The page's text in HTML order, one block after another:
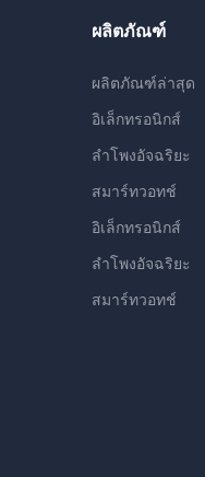
ผลิตภัณฑ์
ผลิตภัณฑ์ล่าสุด
อิเล็กทรอนิกส์
ลําโพงอัจฉริยะ
สมาร์ทวอทช์
อิเล็กทรอนิกส์
ลําโพงอัจฉริยะ
สมาร์ทวอทช์